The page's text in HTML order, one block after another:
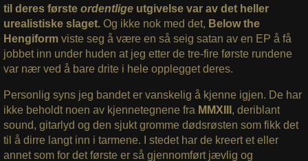
til deres første ordentligeutgivelse var av det heller
urealistiske slaget. Og ikke nok med det, Below the
Hengiform viste seg å være en så seig satan av en EP å få
jobbet inn under huden at jeg etter de tre-fire første rundene
var nær ved å bare drite i hele opplegget deres.
Personlig syns jeg bandet er vanskelig å kjenne igjen. De har
ikke beholdt noen av kjennetegnene fra MMXIII , deriblant
sound, gitarlyd og den sjukt gromme dødsrøsten som fikk det
til å dirre langt inn i tarmene. I stedet har de kreert et eller
annet som for det første er så gjennomført jævlig og